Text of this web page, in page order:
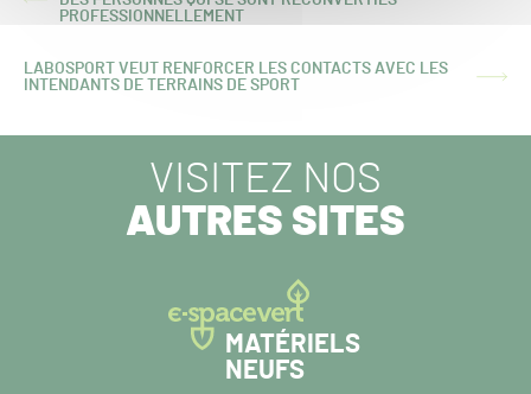
ARTICLE
PRÉCÉDENT :
PROFESSIONNELLEMENT
ARTICLE
LABOSPORT VEUT RENFORCER LES CONTACTS AVEC LES
INTENDANTS DE TERRAINS DE SPORT
VISITEZ NOS
AUTRES SITES
MATÉRIELS
NEUFS